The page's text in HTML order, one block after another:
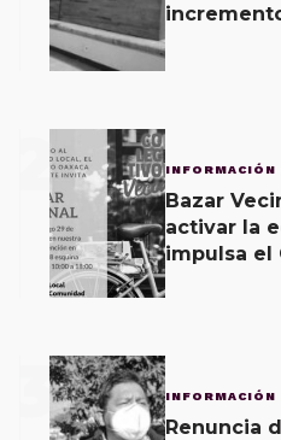
2 INFORMACIÓN
Bazar
activar la
impulsa el
3 INFORMACIÓN
Renuncia